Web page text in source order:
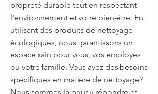
propreté durable tout en respectant
l'environnement et votre bien-être. En
utilisant des produits de nettoyage
écologiques, nous garantissons un
espace sain pour vous, vos employés
ou votre famille. Vous avez des besoins
spécifiques en matière de nettoyage?
Nous sommes là pour y répondre et